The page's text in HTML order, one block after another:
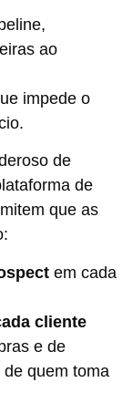
ao
impede o
de
de
que as
em cada
cliente
e de
quem toma